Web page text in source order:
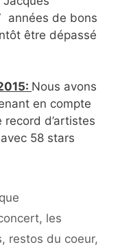
années de bons
être dépassé
Nous avons
en compte
d’artistes
58 stars
, les
, restos du coeur,